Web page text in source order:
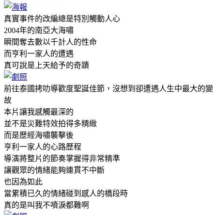
真實事件的改編總是特別觸動人心
2004年的南亞大海嘯
瞬間奪去數以千計人的性命
而亨利一家人的遭遇
真可說是上天給予的奇蹟
前往泰國拷叻導歡度聖誕佳節，沒想到卻遭遇人生中最大的變
故
本片讓我感觸最深的
並不是災難特效拍得多精緻
而是歷經海嘯襲擊後
亨利一家人的心路歷程
導演將整片的節奏掌握得非常精準
讓觀眾的情緒能夠連貫不中斷
也因為如此
當累積已久的情緒碰到感人的橋段時
真的是叫我不噴淚都難啊